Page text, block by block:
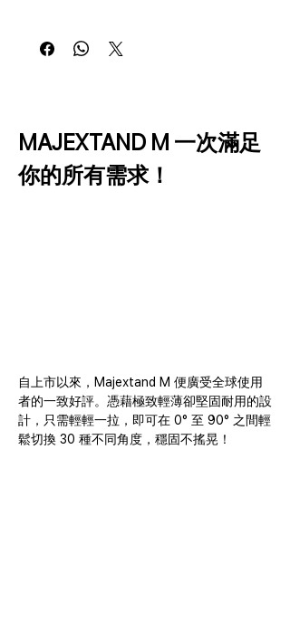
下兒童使用。
◎ 本產品含有磁鐵。請遠離心律調節
此外，磁鐵可能會影響某些敏感配件的
功能（例如 Samsung S Pen 或 EMR
電磁筆）。在手機或平板上使用這些配
件之前，請先將 Majextand M 拆下。
MAJEXTAND M 一次滿足
你的所有需求！
自上市以來，Majextand M 便廣受全球使用
者的一致好評。憑藉極致輕薄卻堅固耐用的設
計，只需輕輕一拉，即可在 0° 至 90° 之間輕
鬆切換 30 種不同角度，穩固不搖晃！